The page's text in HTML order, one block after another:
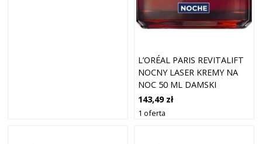
L’ORÉAL PARIS REVITALIFT
NOCNY LASER KREMY NA
NOC 50 ML DAMSKI
143,49 zł
1 oferta